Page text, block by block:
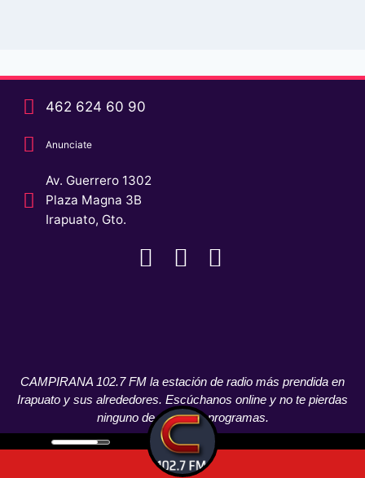
462 624 60 90
Anunciate
Av. Guerrero 1302
Plaza Magna 3B
Irapuato, Gto.
CAMPIRANA 102.7 FM la estación de radio más prendida en
Irapuato y sus alrededores. Escúchanos online y no te pierdas
ninguno de nuestros programas.